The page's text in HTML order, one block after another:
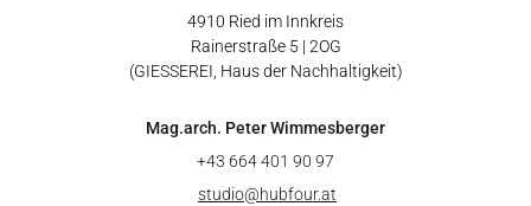
4910 Ried im Innkreis
Rainerstraße 5 | 2OG
(GIESSEREI, Haus der Nachhaltigkeit)
Mag.arch. Peter Wimmesberger
+43 664 401 90 97
studio@hubfour.at